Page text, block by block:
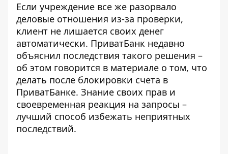
Если учреждение все же разорвало
деловые отношения из-за проверки,
клиент не лишается своих денег
автоматически. ПриватБанк недавно
объяснил последствия такого решения –
об этом говорится в материале о том, что
делать после блокировки счета в
ПриватБанке. Знание своих прав и
своевременная реакция на запросы –
лучший способ избежать неприятных
последствий.